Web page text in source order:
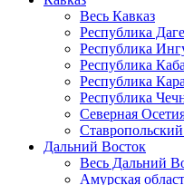
Весь Кавказ
Республика
Республика
Республика
Республика
Республика
Северная
Дальний Восток
Весь Дальний
Амурская